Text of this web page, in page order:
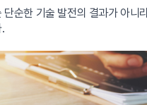
순한 기술 발전의 결과가 아